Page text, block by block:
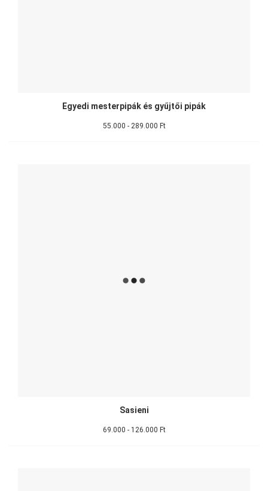
Egyedi mesterpipák és gyűjtői pipák
55.000 - 289.000 Ft
Sasieni
69.000 - 126.000 Ft